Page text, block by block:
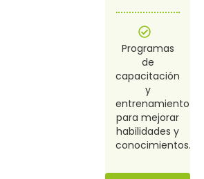
Programas
de
capacitación
y
entrenamiento
para mejorar
habilidades y
conocimientos.